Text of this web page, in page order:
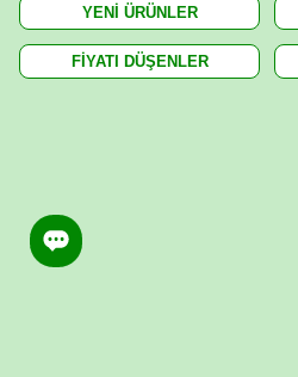
YENİ ÜRÜNLER
FİYATI DÜŞENLER